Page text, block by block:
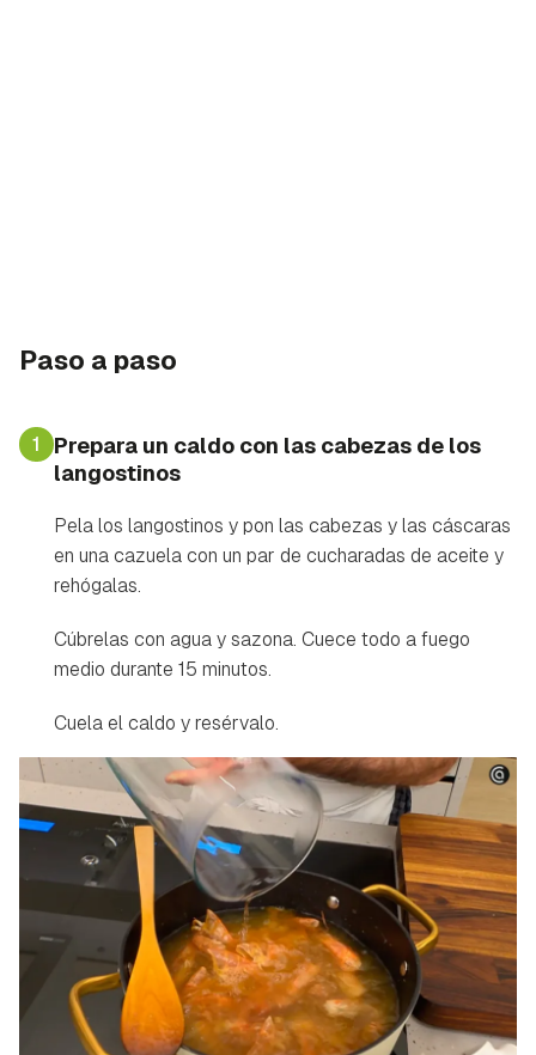
Paso a paso
1
Prepara un caldo con las cabezas de los
langostinos
Pela los langostinos y pon las cabezas y las cáscaras
en una cazuela con un par de cucharadas de aceite y
rehógalas.
Cúbrelas con agua y sazona. Cuece todo a fuego
medio durante 15 minutos.
Cuela el caldo y resérvalo.